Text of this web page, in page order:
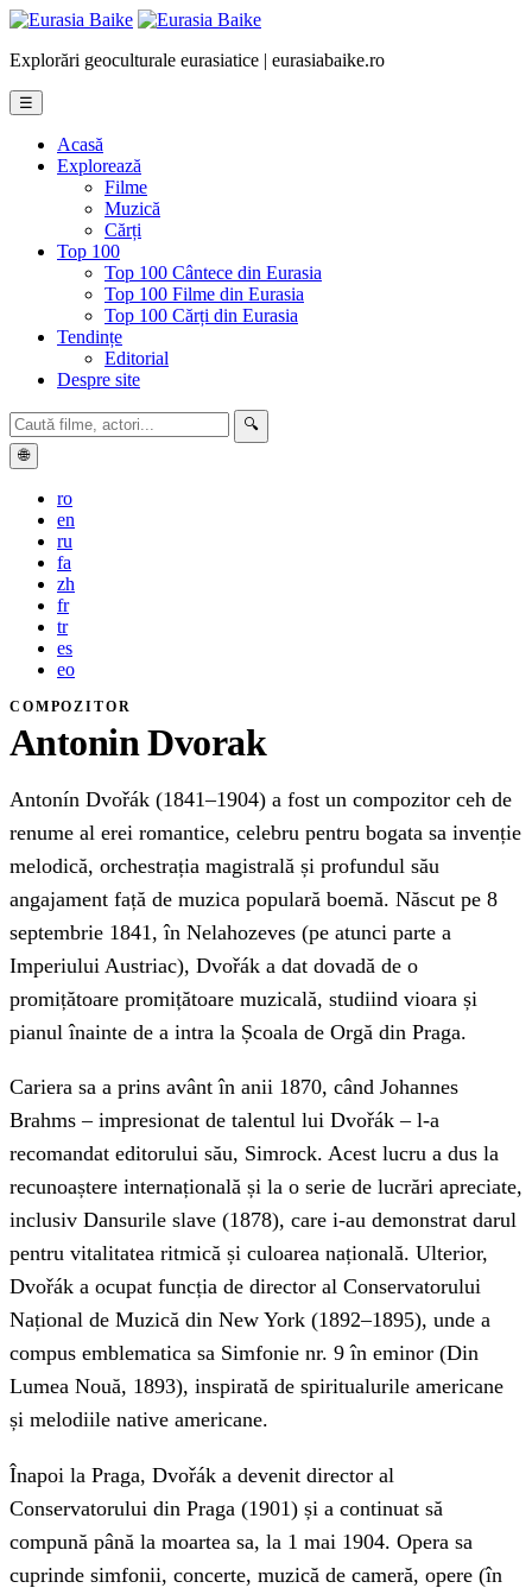
Explorări geoculturale eurasiatice | eurasiabaike.ro
☰
Acasă
Explorează
Filme
Muzică
Cărți
Top 100
Top 100 Cântece din Eurasia
Top 100 Filme din Eurasia
Top 100 Cărți din Eurasia
Tendințe
Editorial
Despre site
🔍
🌐
ro
en
ru
fa
zh
fr
tr
es
eo
COMPOZITOR
Antonin Dvorak
Antonín Dvořák (1841–1904) a fost un compozitor ceh de
renume al erei romantice, celebru pentru bogata sa invenție
melodică, orchestrația magistrală și profundul său
angajament față de muzica populară boemă. Născut pe 8
septembrie 1841, în Nelahozeves (pe atunci parte a
Imperiului Austriac), Dvořák a dat dovadă de o
promițătoare promițătoare muzicală, studiind vioara și
pianul înainte de a intra la Școala de Orgă din Praga.
Cariera sa a prins avânt în anii 1870, când Johannes
Brahms – impresionat de talentul lui Dvořák – l-a
recomandat editorului său, Simrock. Acest lucru a dus la
recunoaștere internațională și la o serie de lucrări apreciate,
inclusiv Dansurile slave (1878), care i-au demonstrat darul
pentru vitalitatea ritmică și culoarea națională. Ulterior,
Dvořák a ocupat funcția de director al Conservatorului
Național de Muzică din New York (1892–1895), unde a
compus emblematica sa Simfonie nr. 9 în eminor (Din
Lumea Nouă, 1893), inspirată de spiritualurile americane
și melodiile native americane.
Înapoi la Praga, Dvořák a devenit director al
Conservatorului din Praga (1901) și a continuat să
compună până la moartea sa, la 1 mai 1904. Opera sa
cuprinde simfonii, concerte, muzică de cameră, opere (în